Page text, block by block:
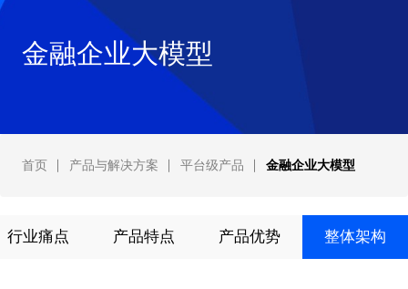
金融企业大模型
首页 产品与解决方案 平台级产品 金融企业大模型
行业痛点 产品特点 产品优势 整体架构